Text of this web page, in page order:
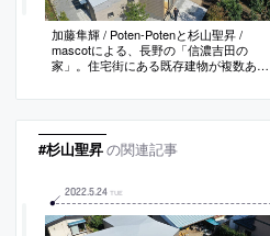
加藤隼輝 / Poten-Potenと杉山聖昇 /
mascotによる、長野の「信濃吉田の
家」。住宅街にある既存建物が複数ある
ら開始して内外の状況に応答する三方向
線壁の導入で内部空間に開放性と独立性
を生み出す
#杉山聖昇の関連記事
2022.5.24 TUE